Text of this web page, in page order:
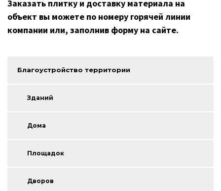
Заказать плитку и доставку материала на
объект вы можете по номеру горячей линии
компании или, заполнив форму на сайте.
Благоустройство территории
Зданий
Дома
Площадок
Дворов